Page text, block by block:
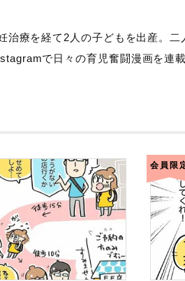
治療を経て2人の子どもを出産。二
で日々の育児奮闘漫画を連
会員限